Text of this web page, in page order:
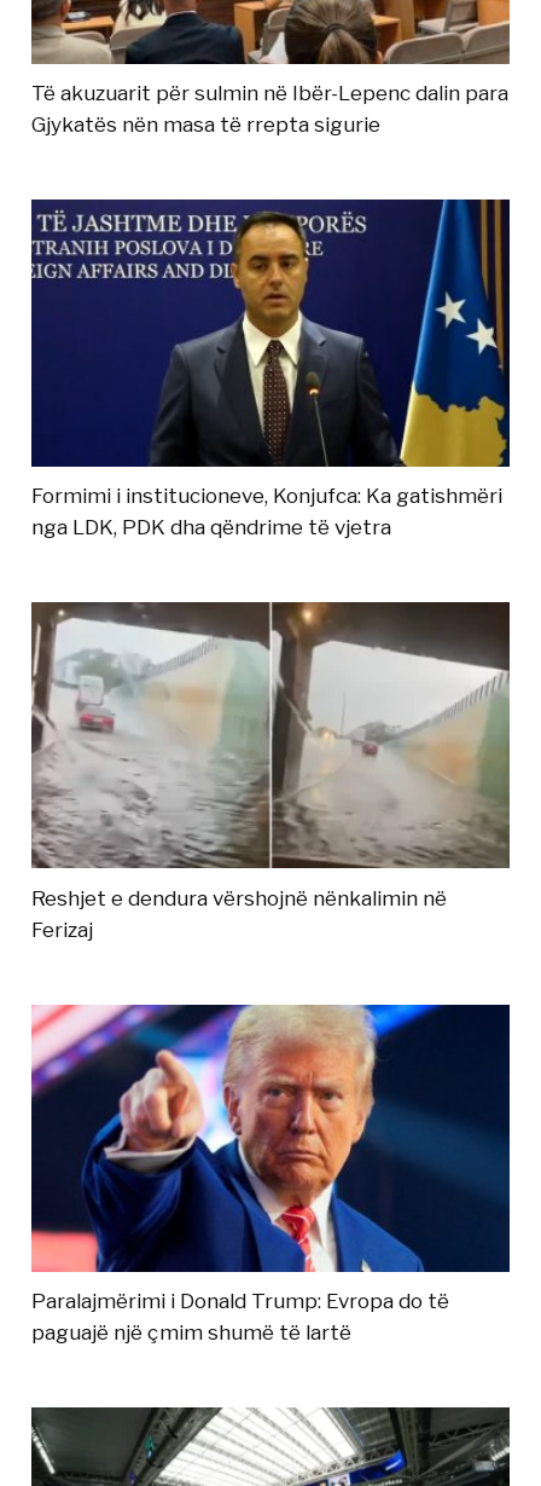
Të akuzuarit për sulmin në Ibër-Lepenc dalin para
Gjykatës nën masa të rrepta sigurie
Formimi i institucioneve, Konjufca: Ka gatishmëri
nga LDK, PDK dha qëndrime të vjetra
Reshjet e dendura vërshojnë nënkalimin në
Ferizaj
Paralajmërimi i Donald Trump: Evropa do të
paguajë një çmim shumë të lartë